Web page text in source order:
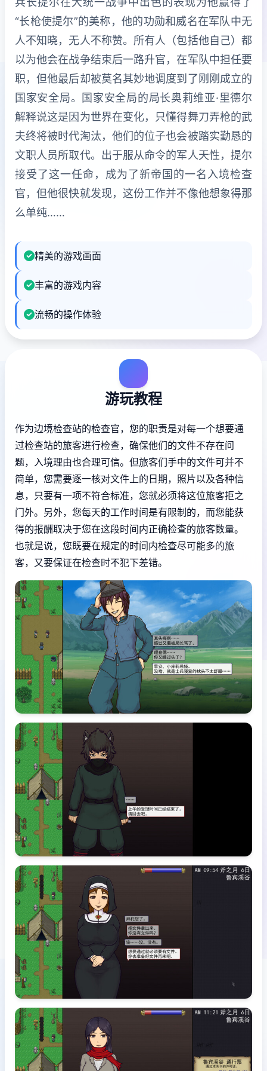
“长枪使提尔”的美称，他的功勋和威名在军队中无
人不知晓，无人不称赞。所有人（包括他自己）都
以为他会在战争结束后一路升官，在军队中担任要
职，但他最后却被莫名其妙地调度到了刚刚成立的
国家安全局。国家安全局的局长奥莉维亚·里德尔
解释说这是因为世界在变化，只懂得舞刀弄枪的武
夫终将被时代淘汰，他们的位子也会被踏实勤恳的
文职人员所取代。出于服从命令的军人天性，提尔
接受了这一任命，成为了新帝国的一名入境检查
官，但他很快就发现，这份工作并不像他想象得那
么单纯……
精美的游戏画面
丰富的游戏内容
流畅的操作体验
游玩教程
作为边境检查站的检查官，您的职责是对每一个想要通
过检查站的旅客进行检查，确保他们的文件不存在问
题，入境理由也合理可信。但旅客们手中的文件可并不
简单，您需要逐一核对文件上的日期，照片以及各种信
息，只要有一项不符合标准，您就必须将这位旅客拒之
门外。另外，您每天的工作时间是有限制的，而您能获
得的报酬取决于您在这段时间内正确检查的旅客数量。
也就是说，您既要在规定的时间内检查尽可能多的旅
客，又要保证在检查时不犯下差错。